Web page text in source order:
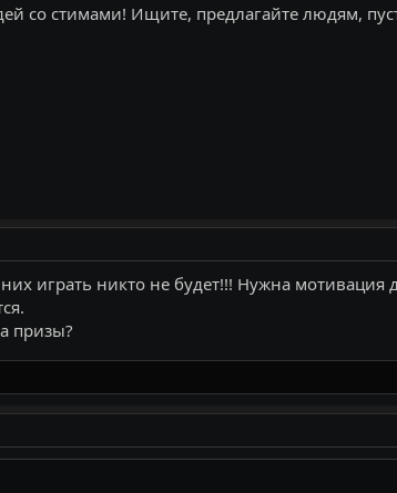
со стимами! Ищите, предлагайте людям,
играть никто не будет!!! Нужна
призы?